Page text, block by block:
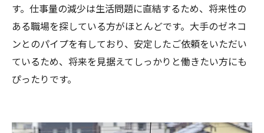
す。仕事量の減少は生活問題に直結するため、将来性の
ある職場を探している方がほとんどです。大手のゼネコ
ンとのパイプを有しており、安定したご依頼をいただい
ているため、将来を見据えてしっかりと働きたい方にも
ぴったりです。